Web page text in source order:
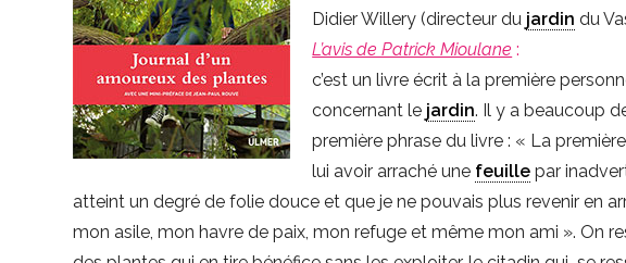
Didier Willery (directeur du jardin du
L’avis de Patrick Mioulane :
c’est un livre écrit à la première
concernant le jardin. Il y a beaucoup
première phrase du livre : « La
lui avoir arraché une feuille par
atteint un degré de folie douce et que je ne pouvais plus revenir en
mon asile, mon havre de paix, mon refuge et même mon ami ». On